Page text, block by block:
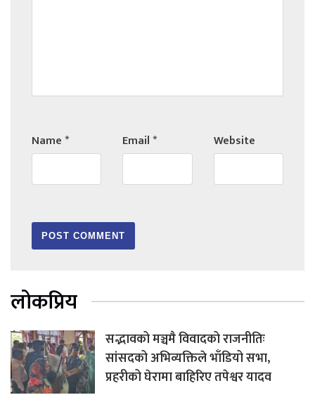
Name* Email* Website
लोकप्रिय
सद्भावको मञ्चमै विवादको राजनीतिः
सांसदको अभिव्यक्तिले भाँडियो सभा,
प्रहरीको घेरामा बाहिरिए तपेश्वर यादव